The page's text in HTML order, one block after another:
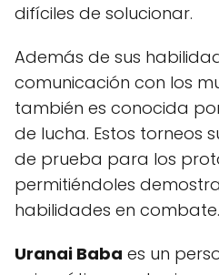
difíciles de solucionar.
Además de sus
comunicación con los
también es conocida
de lucha. Estos torneos
de prueba para los
permitiéndoles
habilidades en combate.
Uranai Baba es un